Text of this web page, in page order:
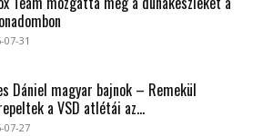
07-31
Dániel magyar bajnok – Remekül
a VSD atlétái az...
07-27